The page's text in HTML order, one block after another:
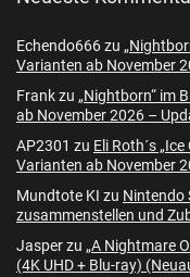
Echendo666zu
Varianten ab November
Frankzu „Nightborn“ im
ab November 2026 –
AP2301 zu Eli Roth´s
Varianten ab November
Mundtote KI zu Nintendo
zusammenstellen und
Jasperzu „A Nightmare
(4K UHD + Blu-ray)